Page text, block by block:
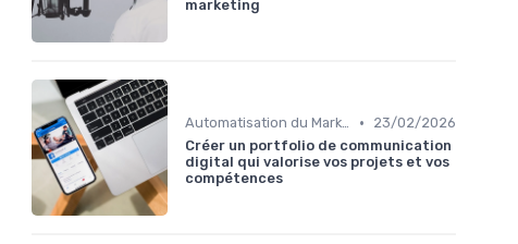
marketing
Automatisation du Marketing •
23/02/2026
Créer un portfolio de communication
digital qui valorise vos projets et vos
compétences